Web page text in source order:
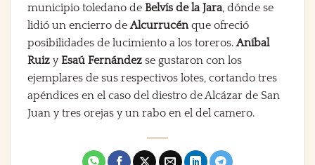
municipio toledano de Belvís de la Jara, dónde se
lidió un encierro deAlcurrucénque ofreció
posibilidades de lucimiento a los toreros.Aníbal
Ruiz y Esaú Fernández se gustaron con los
ejemplares de sus respectivos lotes, cortando tres
apéndices en el caso del diestro de Alcázar de San
Juan y tres orejas y un rabo en el del camero.